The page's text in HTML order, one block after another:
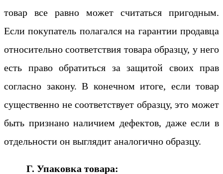
товар все равно может считаться пригодным.
Если покупатель полагался на гарантии продавца
относительно соответствия товара образцу, у него
есть право обратиться за защитой своих прав
согласно закону. В конечном итоге, если товар
существенно не соответствует образцу, это может
быть признано наличием дефектов, даже если в
отдельности он выглядит аналогично образцу.
Г. Упаковка товара: